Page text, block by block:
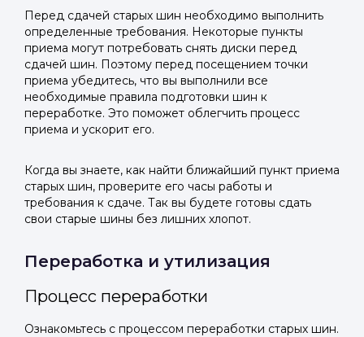
Перед сдачей старых шин необходимо выполнить
определенные требования. Некоторые пункты
приема могут потребовать снять диски перед
сдачей шин. Поэтому перед посещением точки
приема убедитесь, что вы выполнили все
необходимые правила подготовки шин к
переработке. Это поможет облегчить процесс
приема и ускорит его.
Когда вы знаете, как найти ближайший пункт приема
старых шин, проверите его часы работы и
требования к сдаче. Так вы будете готовы сдать
свои старые шины без лишних хлопот.
Переработка и утилизация
Процесс переработки
Ознакомьтесь с процессом переработки старых шин.